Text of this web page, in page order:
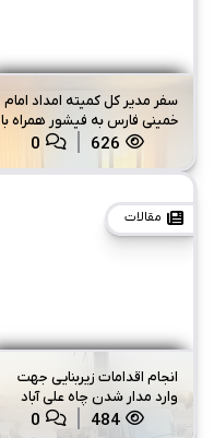
سفر مدیر کل کمیته امداد امام
خمینی فارس به فیشور همراه با
خبرهای خوب برای مددجویان
626
0
مقالات
انجام اقدامات زیربنایی جهت
وارد مدار شدن چاه علی آباد
فیشور
484
0